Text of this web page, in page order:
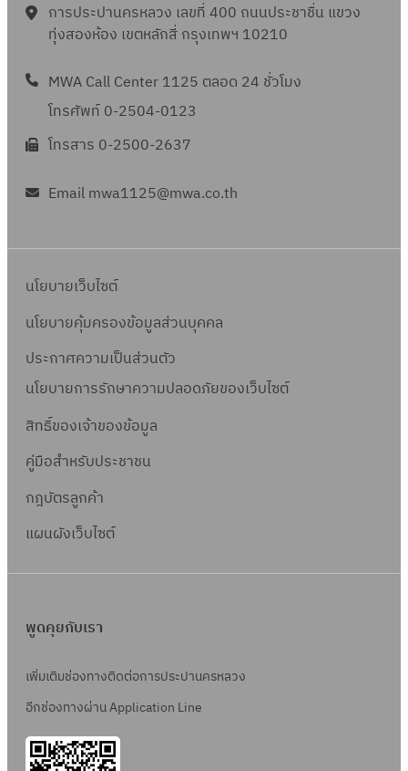
การประปานครหลวง เลขที่ 400 ถนนประชาชื่น แขวง
ทุ่งสองห้อง เขตหลักสี่ กรุงเทพฯ 10210
MWA Call Center 1125 ตลอด 24 ชั่วโมง
โทรศัพท์ 0-2504-0123
โทรสาร 0-2500-2637
Email mwa1125@mwa.co.th
นโยบายเว็บไซต์
นโยบายคุ้มครองข้อมูลส่วนบุคคล
ประกาศความเป็นส่วนตัว
นโยบายการรักษาความปลอดภัยของเว็บไซต์
สิทธิ์ของเจ้าของข้อมูล
คู่มือสำหรับประชาชน
กฎบัตรลูกค้า
แผนผังเว็บไซต์
พูดคุยกับเรา
เพิ่มเติมช่องทางติดต่อการประปานครหลวง
อีกช่องทางผ่าน Application Line